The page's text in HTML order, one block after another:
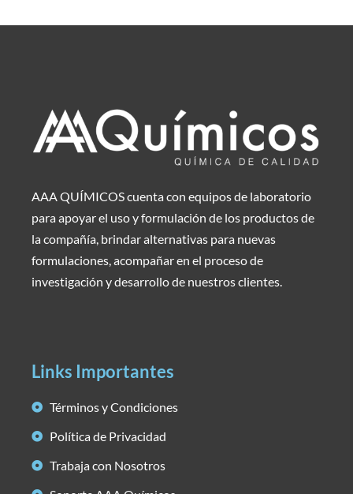
AAA QUÍMICOS cuenta con equipos de laboratorio
para apoyar el uso y formulación de los productos de
la compañía, brindar alternativas para nuevas
formulaciones, acompañar en el proceso de
investigación y desarrollo de nuestros clientes.
Links Importantes
Términos y Condiciones
Política de Privacidad
Trabaja con Nosotros